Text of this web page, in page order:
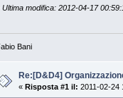
Ultima modifica: 2012-04-17
Bani
Re:[D&D4]
« Risposta #1 il: 2011-02-24